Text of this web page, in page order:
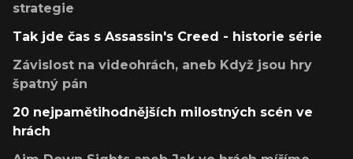
strategie
Tak jde čas s Assassin's Creed - historie série
Závislost na videohrách, aneb Když jsou hry
špatný pán
20 nejpamětihodnějších milostných scén ve
hrách